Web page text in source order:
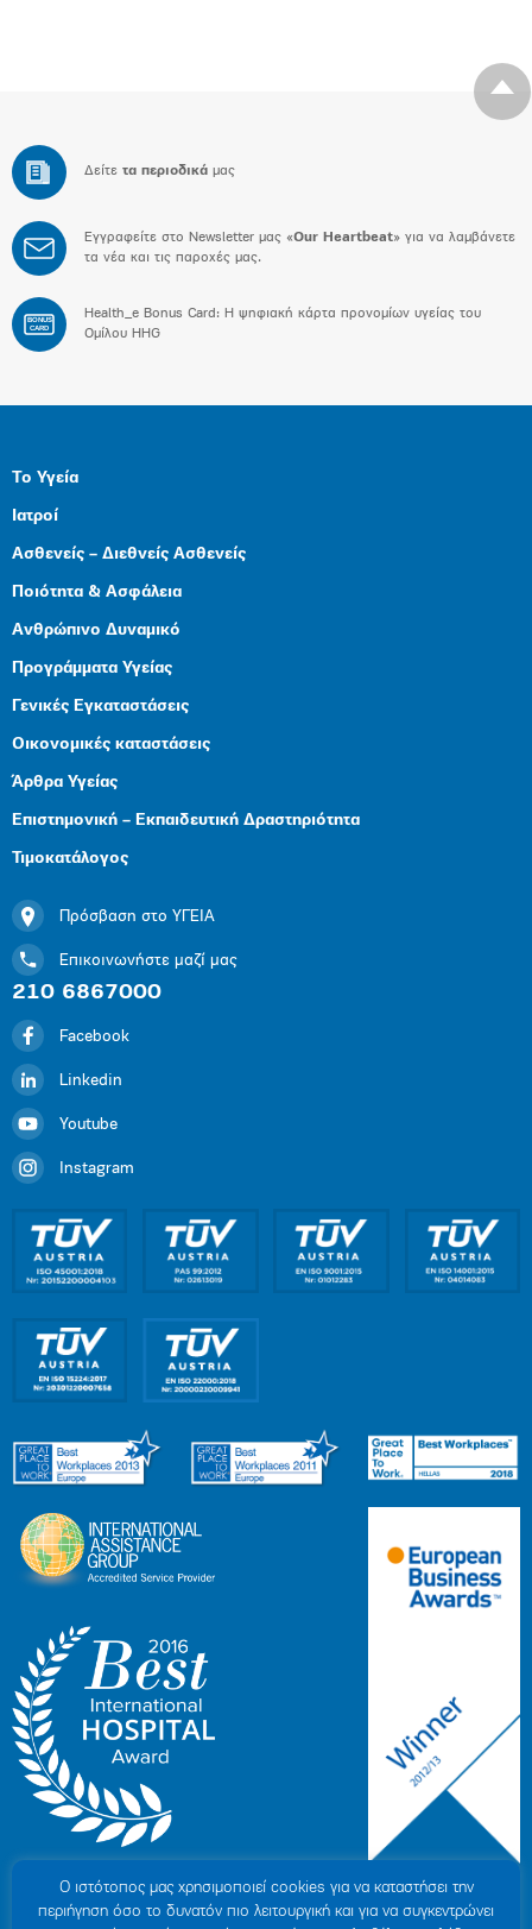
Δείτε τα περιοδικά μας
Εγγραφείτε στο Newsletter μας «Our Heartbeat» για να λαμβάνετε
τα νέα και τις παροχές μας.
BONUS
CARD
Health_e Bonus Card: H ψηφιακή κάρτα προνομίων υγείας του
Ομίλου HHG
Το Υγεία
Ιατροί
Ασθενείς – Διεθνείς Ασθενείς
Ποιότητα & Ασφάλεια
Ανθρώπινο Δυναμικό
Προγράμματα Υγείας
Γενικές Εγκαταστάσεις
Οικονομικές καταστάσεις
Άρθρα Υγείας
Επιστημονική – Εκπαιδευτική Δραστηριότητα
Τιμοκατάλογος
Πρόσβαση στο ΥΓΕΙΑ
Επικοινωνήστε μαζί μας
210 6867000
Facebook
Linkedin
Youtube
Instagram
Ο ιστότοπoς μας χρησιμοποιεί cookies για να καταστήσει την
περιήγηση όσο το δυνατόν πιο λειτουργική και για να συγκεντρώνει